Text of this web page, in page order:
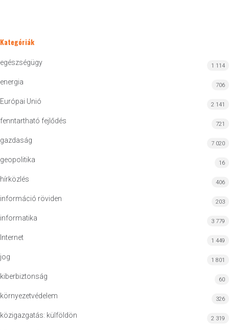
Kategóriák
egészségügy 1 114
energia 706
Európai Unió 2 141
fenntartható fejlődés 721
gazdaság 7 020
geopolitika 16
hírközlés 406
információ röviden 203
informatika 3 779
Internet 1 449
jog 1 801
kiberbiztonság 60
környezetvédelem 326
közigazgatás: külföldön 2 319